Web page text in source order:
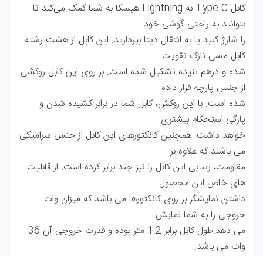
کابل Type C به Lightning هیسکا به شما کمک می‌کند تا
بتوانید به راحتی گوشی خود
را شارژ کنید یا به انتقال دیتا بپردازید. این کابل از هشت رشته
کابل مسی نازک تقویت
شده و د‌ر‌هم تنیده تشکیل شده است. بر روی این کابل روکشی
از جنس پارچه قرار داده
شده است. با این روکش، کابل شما در برابر کشیده شدن و
پارگی استحکام بیشتری
خواهد داشت. همچنین کانکتورهای این کابل از جنس سرامیکی
می باشند که علاوه بر
مقاومت، زیبایی این کابل را نیز چند برابر کرده است. از قابلیت
های خاص این محصول
داشتن نمایشگر بر روی کانکتورها می باشد که میزان وات
خروجی را به شما نمایش
می دهد.طول کابل برابر 1.2 متر بوده و قدرت خروجی آن 36
وات می باشد.